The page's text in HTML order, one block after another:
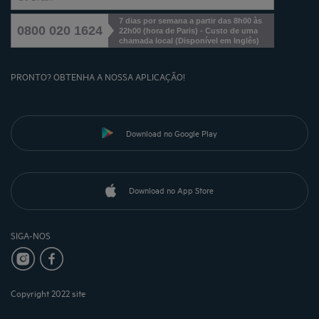
0800 020 1624
7 dias por semana a partir das 8h00 às
22h00 (hora de Paris) - Custo de uma
chamada local (Disponível em Inglês)
PRONTO? OBTENHA A NOSSA APLICAÇÃO!
Download no Google Play
Download no App Store
SIGA-NOS
Copyright 2022 site